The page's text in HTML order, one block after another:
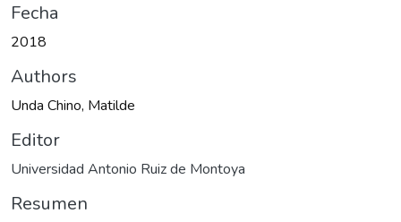
Fecha
2018
Authors
Unda Chino, Matilde
Editor
Universidad Antonio Ruiz de Montoya
Resumen